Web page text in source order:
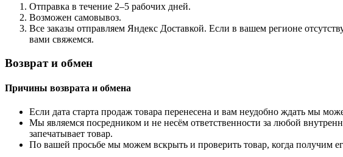
Отправка в течение 2–5 рабочих дней.
Возможен самовывоз.
Все заказы отправляем Яндекс Доставкой. Если в вашем регионе
вами свяжемся.
Возврат и обмен
Причины возврата и обмена
Если дата старта продаж товара перенесена и вам неудобно ждать мы
Мы являемся посредником и не несём ответственности за любой
запечатывает товар.
По вашей просьбе мы можем вскрыть и проверить товар, когда получим